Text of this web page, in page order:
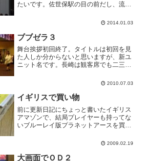
たいです。佐世保駅の目の前だし、流行
グはいいのが無かったようです。2014.01.03
ブブゼラ３
舞台挨拶初回終了。タイトルは初回を見
た人しか分からないと思いますが、新ユ
ニット名です。長崎は観客席でも二三人
たです。あまりにシーンとしてると淋し
拶があると知らずに見に来...
2010.07.03
イギリスで買い物
前に更新日記にちょっと書いたイギリス
アマゾンで、結局プレイヤーも持ってな
いブルーレイ版プラネットアースを買っ
手元に届きました。24.98ポンドでした
て21.72ポンド...
2009.02.19
大画面でＯＤ２